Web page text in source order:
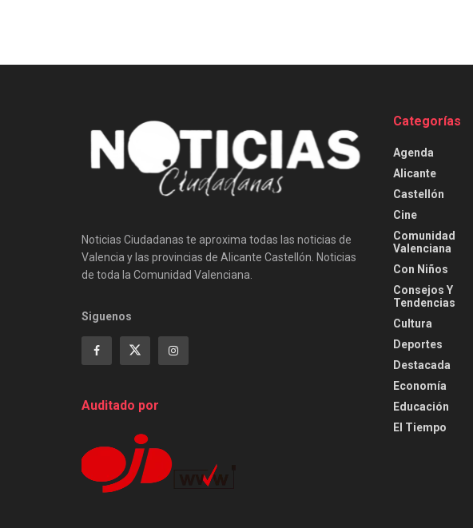
Noticias Ciudadanas te aproxima todas las noticias de
Valencia y las provincias de Alicante Castellón. Noticias
de toda la Comunidad Valenciana.
Siguenos
Auditado por
Categorías
Agenda
Alicante
Castellón
Cine
Comunidad
Valenciana
Con Niños
Consejos Y
Tendencias
Cultura
Deportes
Destacada
Economía
Educación
El Tiempo